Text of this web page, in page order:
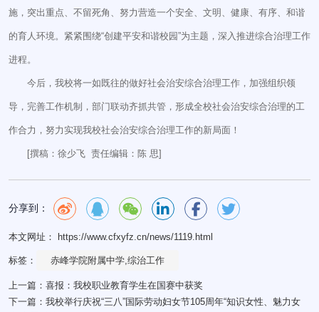
施，突出重点、不留死角、努力营造一个安全、文明、健康、有序、和谐
的育人环境。紧紧围绕“创建平安和谐校园”为主题，深入推进综合治理工作
进程。
今后，我校将一如既往的做好社会治安综合治理工作，加强组织领
导，完善工作机制，部门联动齐抓共管，形成全校社会治安综合治理的工
作合力，努力实现我校社会治安综合治理工作的新局面！
[撰稿：徐少飞 责任编辑：陈 思]
分享到：
本文网址： https://www.cfxyfz.cn/news/1119.html
标签： 赤峰学院附属中学,综治工作
上一篇： 喜报：我校职业教育学生在国赛中获奖
下一篇： 我校举行庆祝“三八”国际劳动妇女节105周年“知识女性、魅力女